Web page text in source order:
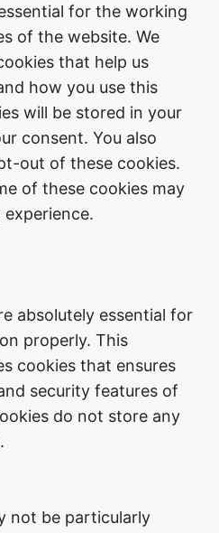
for the working
of the website. We
that help us
how you use this
will be stored in your
consent. You also
out of these cookies.
of these cookies may
absolutely essential for
properly. This
cookies that ensures
security features of
do not store any
not be particularly